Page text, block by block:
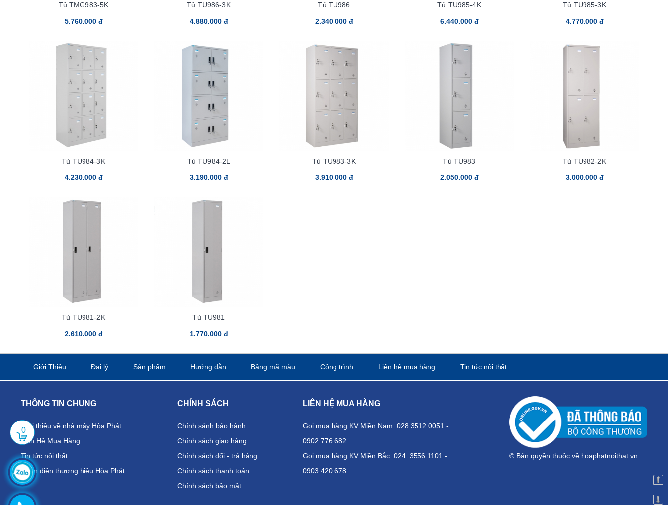
Tủ TMG983-5K
5.760.000 đ
Tủ TU986-3K
4.880.000 đ
Tủ TU986
2.340.000 đ
Tủ TU985-4K
6.440.000 đ
Tủ TU985-3K
4.770.000 đ
Tủ TU984-3K
4.230.000 đ
Tủ TU984-2L
3.190.000 đ
Tủ TU983-3K
3.910.000 đ
Tủ TU983
2.050.000 đ
Tủ TU982-2K
3.000.000 đ
Tủ TU981-2K
2.610.000 đ
Tủ TU981
1.770.000 đ
Giới Thiệu Đại lý Sản phẩm Hướng dẫn Bảng mã màu Công trình Liên hệ mua hàng Tin tức nội thất
THÔNG TIN CHUNG
Giới thiệu về nhà máy Hòa Phát
Liên Hệ Mua Hàng
Tin tức nội thất
Nhận diện thương hiệu Hòa Phát
CHÍNH SÁCH
Chính sánh bảo hành
Chính sách giao hàng
Chính sách đổi - trả hàng
Chính sách thanh toán
Chính sách bảo mật
LIÊN HỆ MUA HÀNG
Gọi mua hàng KV Miền Nam: 028.3512.0051 -
0902.776.682
Gọi mua hàng KV Miền Bắc: 024. 3556 1101 -
0903 420 678
© Bản quyền thuộc về hoaphatnoithat.vn
0